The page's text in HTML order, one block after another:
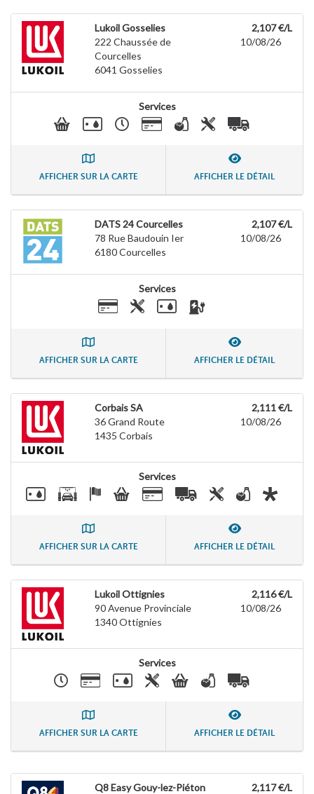
Lukoil Gosselies
222 Chaussée de
Courcelles
6041 Gosselies
2,107 €/L
10/08/26
Services
AFFICHER SUR LA CARTE AFFICHER LE DÉTAIL
DATS 24 Courcelles
78 Rue Baudouin Ier
6180Courcelles
2,107 €/L
10/08/26
Services
AFFICHER SUR LA CARTE AFFICHER LE DÉTAIL
Corbais SA
36 Grand Route
1435 Corbais
2,111 €/L
10/08/26
Services
AFFICHER SUR LA CARTE AFFICHER LE DÉTAIL
Lukoil Ottignies
90 Avenue Provinciale
1340Ottignies
2,116 €/L
10/08/26
Services
AFFICHER SUR LA CARTE AFFICHER LE DÉTAIL
Q8 Easy Gouy-lez-Piéton
2,117 €/L